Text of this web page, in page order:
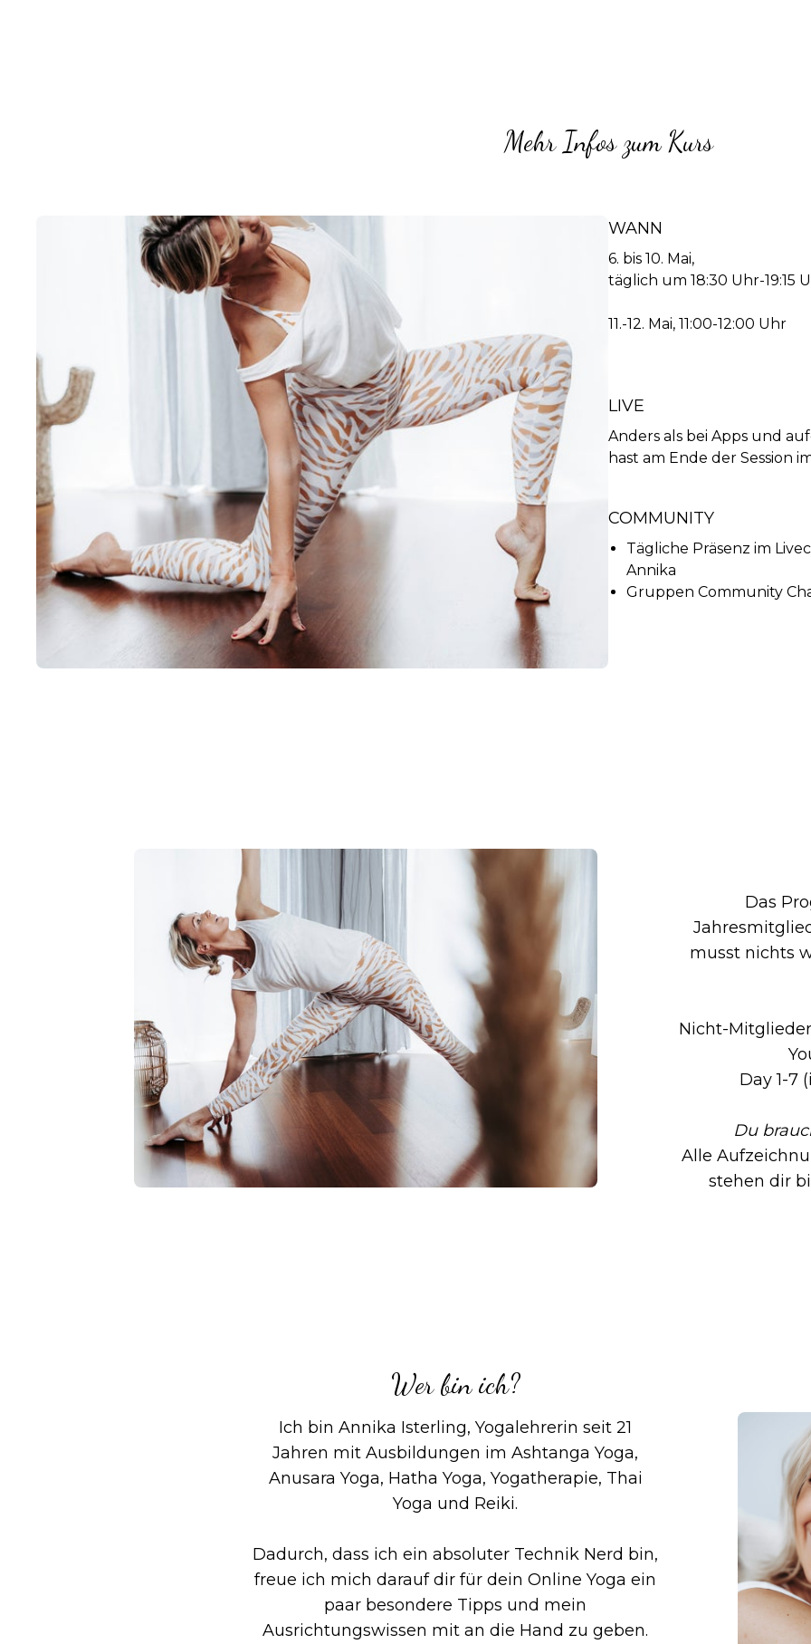
Mehr Infos zum Kurs
WANN
6. bis 10. Mai,
täglich um 18:30 Uhr-19:15
11.-12. Mai, 11:00-12:00 Uhr
LIVE
Anders als bei Apps und
hast am Ende der Session
COMMUNITY
Tägliche Präsenz im
Annika
Gruppen Community
Das
musst nichts
Nicht-
Day 1-7
Du
Alle
stehen dir
Wer bin ich?
Ich bin Annika Isterling, Yogalehrerin seit 21
Jahren mit Ausbildungen im Ashtanga Yoga,
Anusara Yoga, Hatha Yoga, Yogatherapie, Thai
Yoga und Reiki.
Dadurch, dass ich ein absoluter Technik Nerd bin,
freue ich mich darauf dir für dein Online Yoga ein
paar besondere Tipps und mein
Ausrichtungswissen mit an die Hand zu geben.